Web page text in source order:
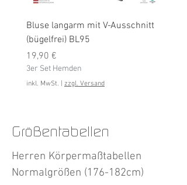
Bluse langarm mit V-Ausschnitt
(bügelfrei) BL95
Preis
19,90 €
3er Set Hemden
inkl. MwSt. zzgl. Versand
Größentabellen
Herren Körpermaßtabellen
Normalgrößen (176-182cm)